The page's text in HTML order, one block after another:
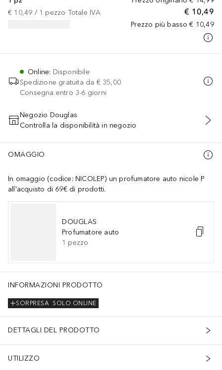
€ 10,49
Prezzo più basso € 10,49
€ 10,49 / 1 pezzo Totale IVA
Online: Disponibile
Spedizione gratuita da € 35,00
Consegna entro 3-6 giorni
AGGIUNGI AL CARRELLO
Negozio Douglas
Controlla la disponibilità in negozio
OMAGGIO
In omaggio (codice: NICOLEP) un profumatore auto nicole P
all'acquisto di 69€ di prodotti.
DOUGLAS
Profumatore auto
1 pezzo
INFORMAZIONI PRODOTTO
SOLO ONLINE
SORPRESA
DETTAGLI DEL PRODOTTO
UTILIZZO